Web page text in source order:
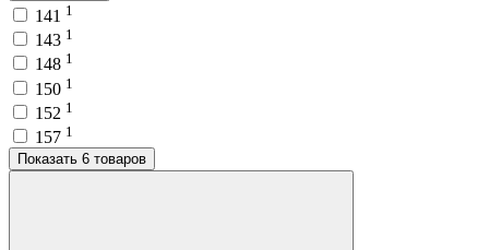
141 1
143 1
148 1
150 1
152 1
157 1
Показать 6 товаров